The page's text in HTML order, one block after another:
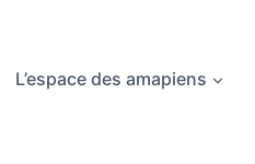
L’espace des amapiens